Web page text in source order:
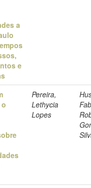
a
e
Pereira,
Lethycia
Lopes